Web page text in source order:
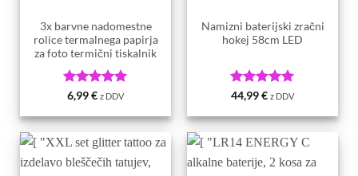
3x barvne nadomestne
rolice termalnega papirja
za foto termični tiskalnik
Ocenjeno5
6,99€ z DDV
Namizni baterijski zračni
hokej 58cm LED
Ocenjeno5
44,99€ z DDV